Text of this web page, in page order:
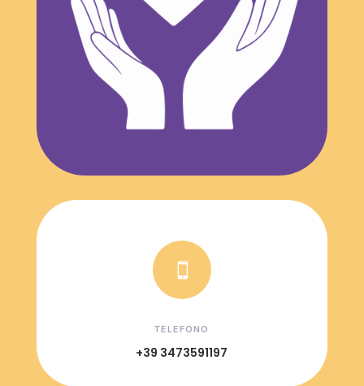

TELEFONO
+39 3473591197